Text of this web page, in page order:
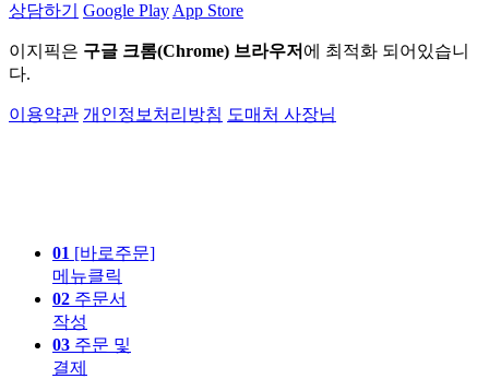
상담하기 Google Play App Store
이지픽은 구글 크롬(Chrome) 브라우저 에 최적화 되어있습니
다.
이용약관 개인정보처리방침 도매처 사장님
01 [바로주문]
메뉴클릭
02 주문서
작성
03 주문 및
결제